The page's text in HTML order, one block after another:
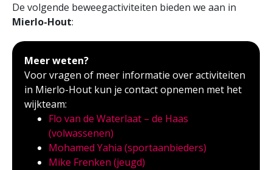
De volgende beweegactiviteiten bieden we aan in
Mierlo-Hout:
Meer weten?
Voor vragen of meer informatie over activiteiten
in Mierlo-Hout kun je contact opnemen met het
wijkteam:
Flo van de Waterlaat – de Haas
(volwassenen)
Mohamed Yahia (sportaanbieders)
Mike Frenken (jeugd)